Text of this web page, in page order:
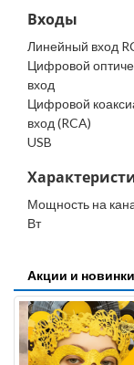
Входы
Линейный вход
Цифровой
вход
Цифровой
вход (RCA)
USB
Мощность на
Вт
Акции и новинки